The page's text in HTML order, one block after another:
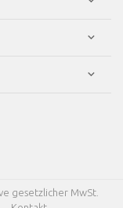
gesetzlicher MwSt.